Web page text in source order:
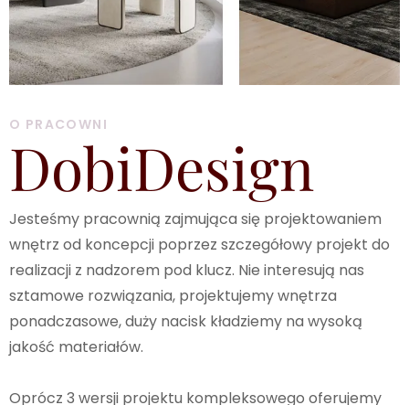
O PRACOWNI
DobiDesign
Jesteśmy pracownią zajmująca się projektowaniem
wnętrz od koncepcji poprzez szczegółowy projekt do
realizacji z nadzorem pod klucz. Nie interesują nas
sztamowe rozwiązania, projektujemy wnętrza
ponadczasowe, duży nacisk kładziemy na wysoką
jakość materiałów.
Oprócz 3 wersji projektu kompleksowego oferujemy